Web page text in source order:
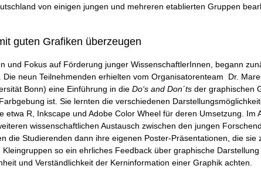
von einigen jungen und mehreren etablierten Gruppen
guten Grafiken überzeugen
und Fokus auf Förderung junger WissenschaftlerInnen, begann
. Die neun Teilnehmenden erhielten vom Organisatorenteam Dr.
Bonn) eine Einführung in dieDo‘s and Don´ts der graphischen
ist. Sie lernten die verschiedenen
etwa R, Inkscape und Adobe Color Wheel für deren Umsetzung.
wissenschaftlichen Austausch zwischen den jungen
die Studierenden dann ihre eigenen Poster-Präsentationen, die
so ein ehrliches Feedback über graphische
und Verständlichkeit der Kerninformation einer Graphik achten.